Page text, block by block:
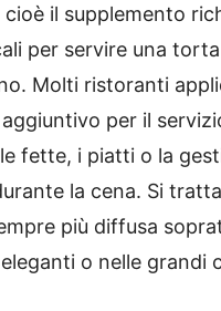
cioè il supplemento
per servire una
Molti ristoranti
per il
fette, i piatti o la
la cena. Si
più diffusa
o nelle grandi